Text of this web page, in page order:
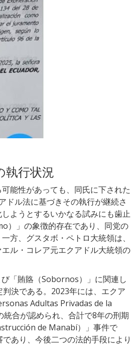
執行状況
能性があっても、同氏に下された
ドル法に基づきその執行が継続さ
ようとするいかなる試みにも歯止
）」の象徴的存在であり、同党の
方、グスタボ・ペトロ大統領は、
ル・コレア元エクアドル大統領の
「賄賂（Sobornos）」に関連し
決である。2023年には、エクア
Adultas Privadas de la
合が認められ、合計で8年の刑期
de Manabí）」事件で
あり、今後二つの法的手段により